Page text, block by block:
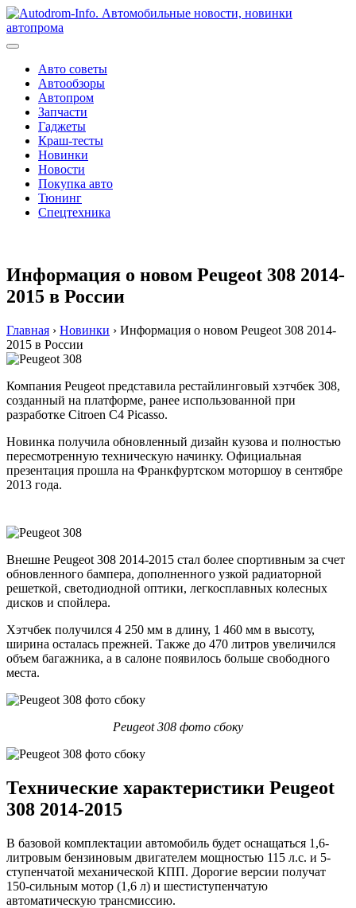
Перейти
к
содержимому
Авто советы
Автообзоры
Автопром
Запчасти
Гаджеты
Краш-тесты
Новинки
Новости
Покупка авто
Тюнинг
Спецтехника
Информация о новом Peugeot 308 2014-
2015 в России
Главная › Новинки › Информация о новом Peugeot 308 2014-
2015 в России
Компания Peugeot представила рестайлинговый хэтчбек 308,
созданный на платформе, ранее использованной при
разработке Citroen C4 Picasso.
Новинка получила обновленный дизайн кузова и полностью
пересмотренную техническую начинку. Официальная
презентация прошла на Франкфуртском моторшоу в сентябре
2013 года.
Внешне Peugeot 308 2014-2015 стал более спортивным за счет
обновленного бампера, дополненного узкой радиаторной
решеткой, светодиодной оптики, легкосплавных колесных
дисков и спойлера.
Хэтчбек получился 4 250 мм в длину, 1 460 мм в высоту,
ширина осталась прежней. Также до 470 литров увеличился
объем багажника, а в салоне появилось больше свободного
места.
Peugeot 308 фото сбоку
Технические характеристики Peugeot
308 2014-2015
В базовой комплектации автомобиль будет оснащаться 1,6-
литровым бензиновым двигателем мощностью 115 л.с. и 5-
ступенчатой механической КПП. Дорогие версии получат
150-сильным мотор (1,6 л) и шестиступенчатую
автоматическую трансмиссию.